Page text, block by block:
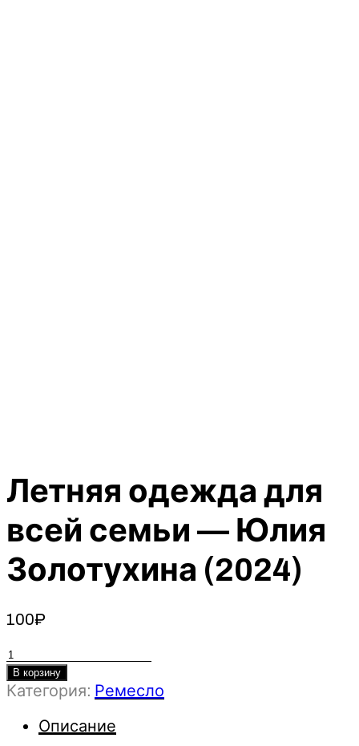
Летняя одежда для
всей семьи — Юлия
Золотухина (2024)
100₽
Количество
товара
Летняя
для
В корзину
Категория: Ремесло
Описание